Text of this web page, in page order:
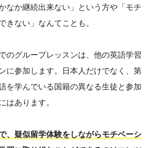
なか継続出来ない」という方や「モチ
きない」なんてことも。
のグループレッスンは、他の英語学習
に参加します。日本人だけでなく、第
を学んでいる国籍の異なる生徒と参加
はあります。
、疑似留学体験をしながらモチベーシ